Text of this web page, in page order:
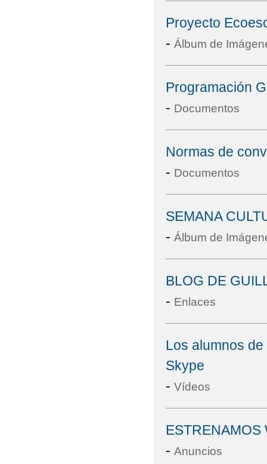
Proyecto
- Álbum de
Programación
- Documentos
Normas de
- Documentos
SEMANA
- Álbum de
BLOG DE
- Enlaces
Los alumnos
Skype
- Vídeos
ESTRENAMOS
- Anuncios